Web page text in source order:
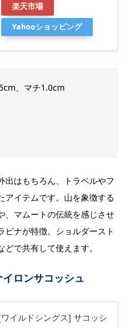
楽天市場
Yahooショッピング
、マチ1.0cm
出はもちろん、トラベルやフ
アイテムです。山を象徴する
、マムートの伝統を感じさせ
ビナが特徴。ショルダースト
で共有して使えます。
ロンサコッシュ
イルドシングス] サコッシ